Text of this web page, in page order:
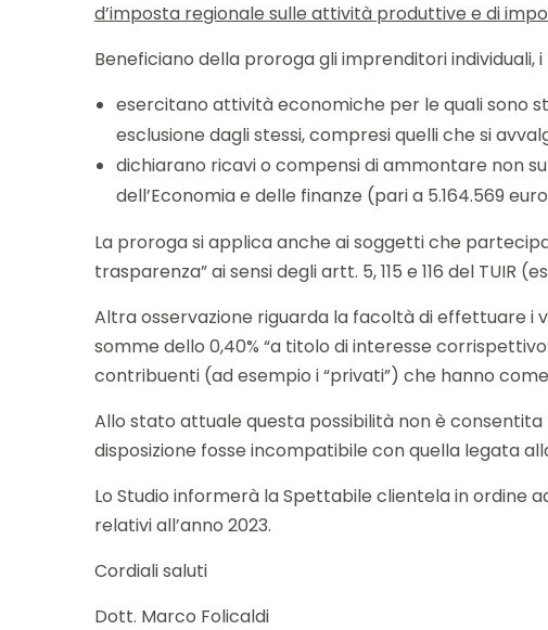
d’imposta regionale sulle attività produttive e di
Beneficiano della proroga gli imprenditori
esercitano attività economiche per le quali sono
esclusione dagli stessi, compresi quelli che si
dichiarano ricavi o compensi di ammontare non
dell’Economia e delle finanze (pari a 5.164.569
La proroga si applica anche ai soggetti che
trasparenza” ai sensi degli artt. 5, 115 e 116 del
Altra osservazione riguarda la facoltà di effettuare i
somme dello 0,40% “a titolo di interesse
contribuenti (ad esempio i “privati”) che hanno come
Allo stato attuale questa possibilità non è
disposizione fosse incompatibile con quella legata
Lo Studio informerà la Spettabile clientela in ordine
relativi all’anno 2023.
Cordiali saluti
Dott. Marco Folicaldi